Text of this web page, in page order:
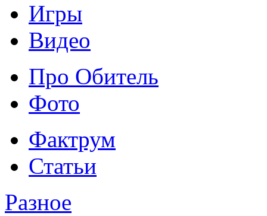
Игры
Видео
Про Обитель
Фото
Фактрум
Статьи
Разное